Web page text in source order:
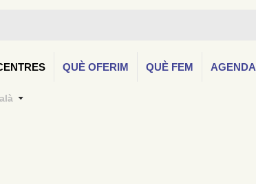
QUÈ OFERIM QUÈ FEM AGENDA